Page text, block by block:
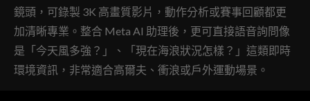
鏡頭，可錄製 3K 高畫質影片，動作分析或賽事回顧都更
加清晰專業。整合 Meta AI 助理後，更可直接語音詢問像
是「今天風多強？」、「現在海浪狀況怎樣？」這類即時
環境資訊，非常適合高爾夫、衝浪或戶外運動場景。